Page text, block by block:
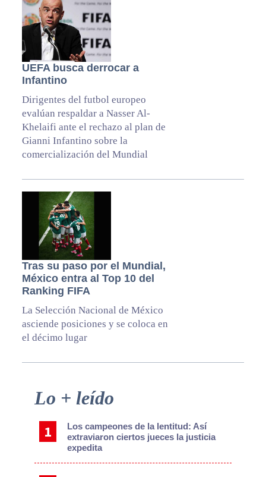
UEFA busca derrocar a
Infantino
Dirigentes del futbol europeo
evalúan respaldar a Nasser Al-
Khelaifi ante el rechazo al plan de
Gianni Infantino sobre la
comercialización del Mundial
Tras su paso por el Mundial,
México entra al Top 10 del
Ranking FIFA
La Selección Nacional de México
asciende posiciones y se coloca en
el décimo lugar
Primary
Lo + leído
Los campeones de la lentitud: Así
extraviaron ciertos jueces la justicia
expedita